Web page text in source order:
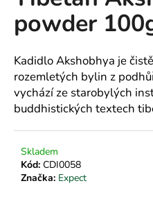
hvězdiček.
powder
Kadidlo Akshobhya je
rozemletých bylin z
vychází ze starobylých
buddhistických textech
Skladem
Kód: CDI0058
Značka: Expect
a
j
í
t
?